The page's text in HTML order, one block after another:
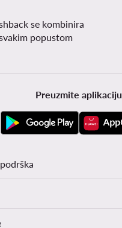
se kombinira
popustom
Preuzmite aplikaciju